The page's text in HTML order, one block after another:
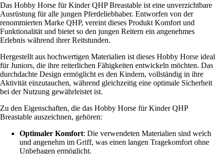
Das Hobby Horse für Kinder QHP Breastable ist eine unverzichtbare
Ausrüstung für alle jungen Pferdeliebhaber. Entworfen von der
renommierten Marke QHP, vereint dieses Produkt Komfort und
Funktionalität und bietet so den jungen Reitern ein angenehmes
Erlebnis während ihrer Reitstunden.
Hergestellt aus hochwertigen Materialien ist dieses Hobby Horse ideal
für Juniors, die ihre reiterlichen Fähigkeiten entwickeln möchten. Das
durchdachte Design ermöglicht es den Kindern, vollständig in ihre
Aktivität einzutauchen, während gleichzeitig eine optimale Sicherheit
bei der Nutzung gewährleistet ist.
Zu den Eigenschaften, die das Hobby Horse für Kinder QHP
Breastable auszeichnen, gehören:
Optimaler Komfort: Die verwendeten Materialien sind weich
und angenehm im Griff, was einen langen Tragekomfort ohne
Unbehagen ermöglicht.